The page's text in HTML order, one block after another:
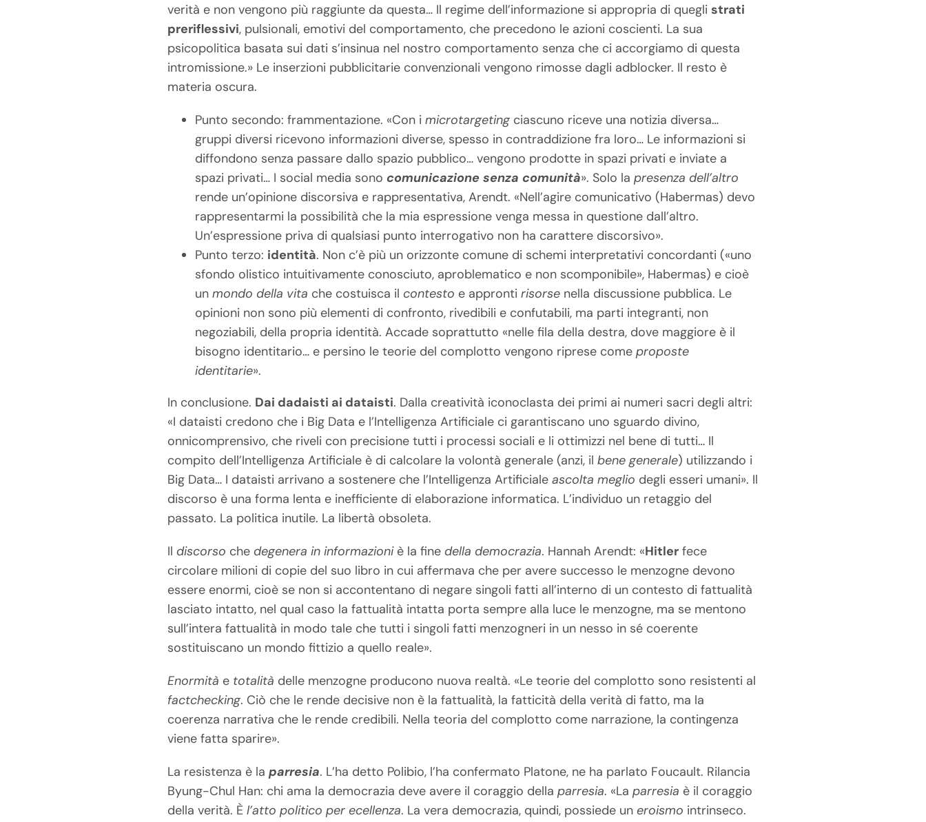
verità e non vengono più raggiunte da questa… Il regime dell’informazione si appropria di queglistrati
preriflessivi, pulsionali, emotivi del comportamento, che precedono le azioni coscienti. La sua
psicopolitica basata sui dati s’insinua nel nostro comportamento senza che ci accorgiamo di questa
intromissione.» Le inserzioni pubblicitarie convenzionali vengono rimosse dagli adblocker. Il resto è
materia oscura.
Punto secondo: frammentazione. «Con imicrotargeting ciascuno riceve una notizia diversa…
gruppi diversi ricevono informazioni diverse, spesso in contraddizione fra loro… Le informazioni si
diffondono senza passare dallo spazio pubblico… vengono prodotte in spazi privati e inviate a
spazi privati… I social media sono comunicazione senza comunità». Solo lapresenza dell’altro
rende un’opinione discorsiva e rappresentativa, Arendt. «Nell’agire comunicativo (Habermas) devo
rappresentarmi la possibilità che la mia espressione venga messa in questione dall’altro.
Un’espressione priva di qualsiasi punto interrogativo non ha carattere discorsivo».
Punto terzo: identità. Non c’è più un orizzonte comune di schemi interpretativi concordanti («uno
sfondo olistico intuitivamente conosciuto, aproblematico e non scomponibile», Habermas) e cioè
unmondo della vita che costuisca ilcontesto e approntirisorse nella discussione pubblica. Le
opinioni non sono più elementi di confronto, rivedibili e confutabili, ma parti integranti, non
negoziabili, della propria identità. Accade soprattutto «nelle fila della destra, dove maggiore è il
bisogno identitario… e persino le teorie del complotto vengono riprese comeproposte
identitarie».
In conclusione. Dai dadaisti ai dataisti. Dalla creatività iconoclasta dei primi ai numeri sacri degli altri:
«I dataisti credono che i Big Data e l’Intelligenza Artificiale ci garantiscano uno sguardo divino,
onnicomprensivo, che riveli con precisione tutti i processi sociali e li ottimizzi nel bene di tutti… Il
compito dell’Intelligenza Artificiale è di calcolare la volontà generale (anzi, ilbene generale) utilizzando i
Big Data… I dataisti arrivano a sostenere che l’Intelligenza Artificialeascolta meglio degli esseri umani». Il
discorso è una forma lenta e inefficiente di elaborazione informatica. L’individuo un retaggio del
passato. La politica inutile. La libertà obsoleta.
Ildiscorso chedegenera in informazioniè la finedella democrazia. Hannah Arendt: «Hitler fece
circolare milioni di copie del suo libro in cui affermava che per avere successo le menzogne devono
essere enormi, cioè se non si accontentano di negare singoli fatti all’interno di un contesto di fattualità
lasciato intatto, nel qual caso la fattualità intatta porta sempre alla luce le menzogne, ma se mentono
sull’intera fattualità in modo tale che tutti i singoli fatti menzogneri in un nesso in sé coerente
sostituiscano un mondo fittizio a quello reale».
Enormità e totalità delle menzogne producono nuova realtà. «Le teorie del complotto sono resistenti al
factchecking. Ciò che le rende decisive non è la fattualità, la fatticità della verità di fatto, ma la
coerenza narrativa che le rende credibili. Nella teoria del complotto come narrazione, la contingenza
viene fatta sparire».
La resistenza è laparresia. L’ha detto Polibio, l’ha confermato Platone, ne ha parlato Foucault. Rilancia
Byung-Chul Han: chi ama la democrazia deve avere il coraggio dellaparresia. «Laparresia è il coraggio
della verità. Èl’atto politico per ecellenza. La vera democrazia, quindi, possiede uneroismo intrinseco.